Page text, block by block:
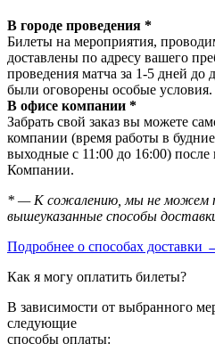
В городе проведения *
Билеты на мероприятия,
доставлены по адресу вашего
проведения матча за 1-5 дней до
были оговорены особые условия.
В офисе компании *
Забрать свой заказ вы можете
компании (время работы в
выходные с 11:00 до 16:00)
Компании.
* — К сожалению, мы не можем
вышеуказанные способы
Подробнее о способах доставки
Как я могу оплатить билеты?
В зависимости от выбранного
следующие
способы оплаты: